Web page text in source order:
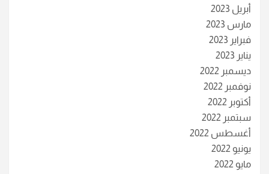
أبريل 2023
مارس 2023
فبراير 2023
يناير 2023
ديسمبر 2022
نوفمبر 2022
أكتوبر 2022
سبتمبر 2022
أغسطس 2022
يونيو 2022
مايو 2022